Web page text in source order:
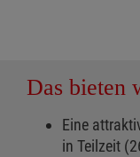
Das bieten
Eine
in Teilzeit